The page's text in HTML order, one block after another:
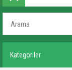
Kategoriler